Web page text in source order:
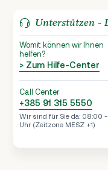
Unterstützen -
Womit können wir Ihnen
helfen?
> Zum Hilfe-Center
Call Center
+385 91 315 5550
Wir sind für Sie da: 08:00
Uhr (Zeitzone MESZ +1)